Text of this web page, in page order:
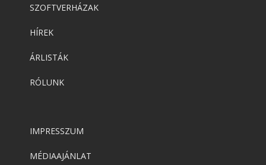
SZOFTVERHÁZAK
HÍREK
ÁRLISTÁK
RÓLUNK
IMPRESSZUM
MÉDIAAJÁNLAT